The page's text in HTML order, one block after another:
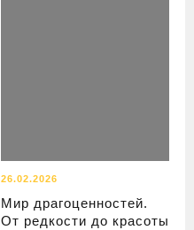
26.02.2026
Мир драгоценностей.
От редкости до красоты